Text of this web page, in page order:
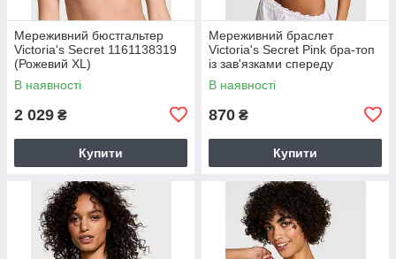
Мереживний бюстгальтер
Victoria's Secret 1161138319
(Рожевий XL)
В наявності
2 029 ₴
Купити
Мереживний браслет
Victoria's Secret Pink бра-топ
із зав'язками спереду
1161140845 (Рожевий S)
В наявності
870 ₴
Купити